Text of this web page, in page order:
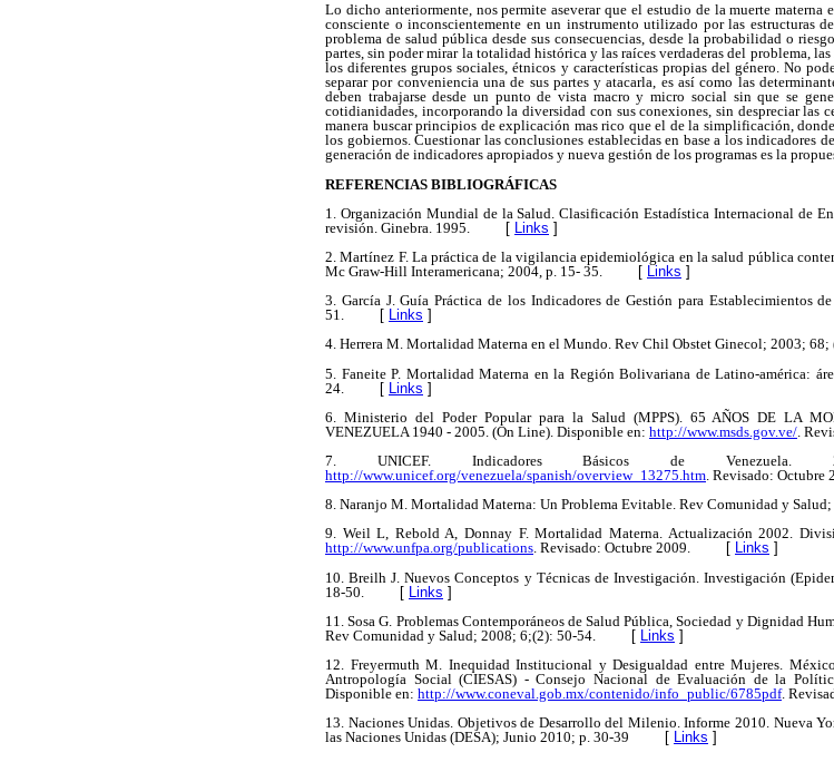
Lo dicho anteriormente, nos permite aseverar que el estudio de la muerte
consciente o inconscientemente en un instrumento utilizado por las estructuras
problema de salud pública desde sus consecuencias, desde la probabilidad o
partes, sin poder mirar la totalidad histórica y las raíces verdaderas del problema,
los diferentes grupos sociales, étnicos y características propias del género. No
separar por conveniencia una de sus partes y atacarla, es así como las
deben trabajarse desde un punto de vista macro y micro social sin que se
cotidianidades, incorporando la diversidad con sus conexiones, sin despreciar las
manera buscar principios de explicación mas rico que el de la simplificación,
los gobiernos. Cuestionar las conclusiones establecidas en base a los indicadores
generación de indicadores apropiados y nueva gestión de los programas es la
REFERENCIAS BIBLIOGRÁFICAS
1. Organización Mundial de la Salud. Clasificación Estadística Internacional de
revisión. Ginebra. 1995.
[ Links ]
2.Martínez F. La práctica de la vigilancia epidemiológica en la salud pública
Mc Graw-Hill Interamericana; 2004, p. 15- 35. [ Links ]
3. García J. Guía Práctica de los Indicadores de Gestión para Establecimientos
51. [ Links ]
4. Herrera M. Mortalidad Materna en el Mundo. Rev Chil Obstet Ginecol; 2003; 68;
5. Faneite P. Mortalidad Materna en la Región Bolivariana de Latino-américa:
24.
[ Links ]
6. Ministerio del Poder Popular para la Salud (MPPS). 65 AÑOS DE LA
VENEZUELA 1940 - 2005. (On Line). Disponible en: http://www.msds.gov.ve/ .
7. UNICEF. Indicadores Básicos de
http://www.unicef.org/venezuela/spanish/overview_13275.htm . Revisado: Octubre
8. Naranjo M. Mortalidad Materna: Un Problema Evitable. Rev Comunidad y
9. Weil L, Rebold A, Donnay F. Mortalidad Materna. Actualización 2002.
http://www.unfpa.org/publications. Revisado: Octubre 2009. [ Links ]
10.Breilh J. Nuevos Conceptos y Técnicas de Investigación. Investigación
18-50.
[ Links ]
11.Sosa G. Problemas Contemporáneos de Salud Pública, Sociedad y Dignidad
Rev Comunidad y Salud; 2008; 6;(2): 50-54.
[ Links ]
12. Freyermuth M. Inequidad Institucional y Desigualdad entre Mujeres.
Antropología Social (CIESAS) - Consejo Nacional de Evaluación de la
Disponible en: http://www.coneval.gob.mx/contenido/info_public/6785pdf.
13. Naciones Unidas. Objetivos de Desarrollo del Milenio. Informe 2010. Nueva
las Naciones Unidas (DESA); Junio 2010; p. 30-39 [ Links ]